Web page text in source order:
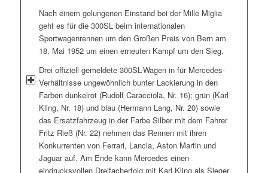
Nach einem gelungenen Einstand bei der Mille Miglia
geht es für die 300SL beim internationalen
Sportwagenrennen um den Großen Preis von Bern am
18. Mai 1952 um einen erneuten Kampf um den Sieg.
Drei offiziell gemeldete 300SL-Wagen in für Mercedes-
Verhältnisse ungewöhnlich bunter Lackierung in den
Farben dunkelrot (Rudolf Caracciola, Nr. 16); grün (Karl
Kling, Nr. 18) und blau (Hermann Lang, Nr. 20) sowie
das Ersatzfahrzeug in der Farbe Silber mit dem Fahrer
Fritz Rieß (Nr. 22) nehmen das Rennen mit ihren
Konkurrenten von Ferrari, Lancia, Aston Martin und
Jaguar auf. Am Ende kann Mercedes einen
eindrucksvollen Dreifacherfolg mit Karl Kling als Sieger